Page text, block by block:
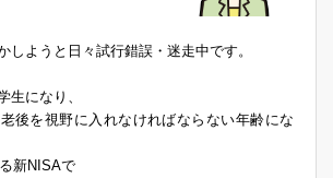
しようと日々試行錯誤・迷走中です。
生になり、
後を視野に入れなければならない年齢にな
新NISAで